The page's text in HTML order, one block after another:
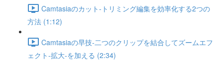
Camtasiaのカット-トリミング編集を効率化する2つの
方法 (1:12)
Camtasiaの早技-二つのクリップを結合してズームエフ
ェクト-拡大-を加える (2:34)